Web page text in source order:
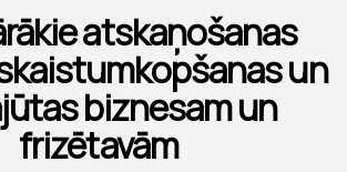
atskaņošanas
un
biznesam un
frizētavām